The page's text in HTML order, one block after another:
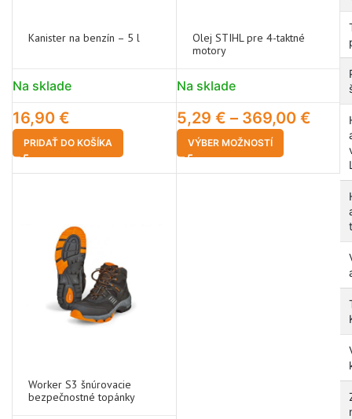
Kanister na benzín – 5 l
Na sklade
16,90 €
PRIDAŤ DO KOŠÍKA
Olej STIHL pre 4-taktné
motory
Na sklade
5,29 € – 369,00 €
VÝBER MOŽNOSTÍ
Worker S3 šnúrovacie
bezpečnostné topánky